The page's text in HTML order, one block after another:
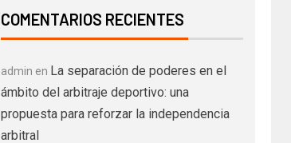
COMENTARIOS RECIENTES
admin en La separación de poderes en el
ámbito del arbitraje deportivo: una
propuesta para reforzar la independencia
arbitral